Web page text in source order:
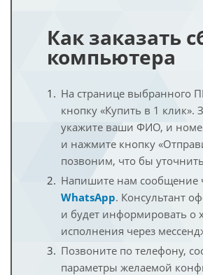
Как заказать
компьютера
На странице выбранного
кнопку «Купить в 1 клик».
укажите ваши ФИО, и
и нажмите кнопку
позвоним, что бы
Напишите нам сообщение
WhatsApp. Консультант
и будет информировать о
исполнения через
Позвоните по телефону,
параметры желаемой